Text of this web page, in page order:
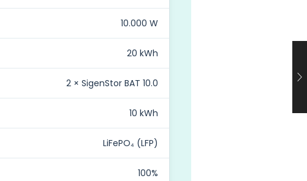
10.000 W
20 kWh
2 × SigenStor BAT 10.0
10 kWh
LiFePO₄ (LFP)
100%